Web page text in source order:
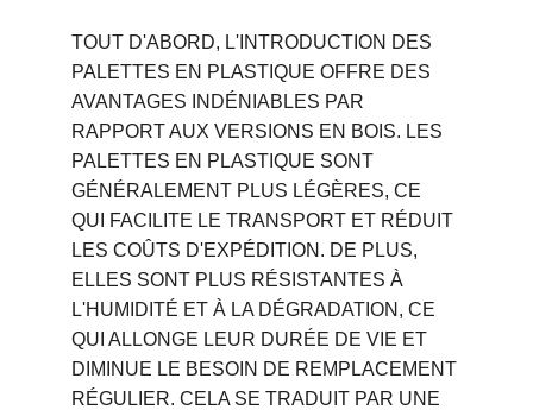
TOUT D'ABORD, L'INTRODUCTION DES
PALETTES EN PLASTIQUE OFFRE DES
AVANTAGES INDÉNIABLES PAR
RAPPORT AUX VERSIONS EN BOIS. LES
PALETTES EN PLASTIQUE SONT
GÉNÉRALEMENT PLUS LÉGÈRES, CE
QUI FACILITE LE TRANSPORT ET RÉDUIT
LES COÛTS D'EXPÉDITION. DE PLUS,
ELLES SONT PLUS RÉSISTANTES À
L'HUMIDITÉ ET À LA DÉGRADATION, CE
QUI ALLONGE LEUR DURÉE DE VIE ET
DIMINUE LE BESOIN DE REMPLACEMENT
RÉGULIER. CELA SE TRADUIT PAR UNE